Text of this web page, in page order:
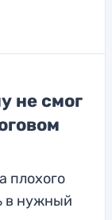
не смог
плохого
в нужный